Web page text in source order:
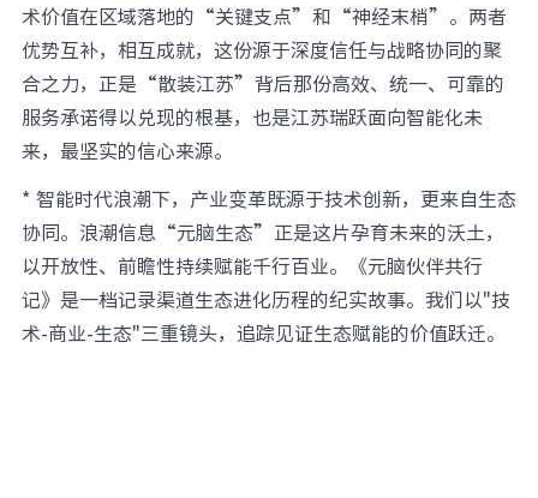
术价值在区域落地的“关键支点”和“神经末梢”。两者
优势互补，相互成就，这份源于深度信任与战略协同的聚
合之力，正是“散装江苏”背后那份高效、统一、可靠的
服务承诺得以兑现的根基，也是江苏瑞跃面向智能化未
来，最坚实的信心来源。
* 智能时代浪潮下，产业变革既源于技术创新，更来自生态
协同。浪潮信息“元脑生态”正是这片孕育未来的沃土，
以开放性、前瞻性持续赋能千行百业。《元脑伙伴共行
记》是一档记录渠道生态进化历程的纪实故事。我们以"技
术-商业-生态"三重镜头，追踪见证生态赋能的价值跃迁。